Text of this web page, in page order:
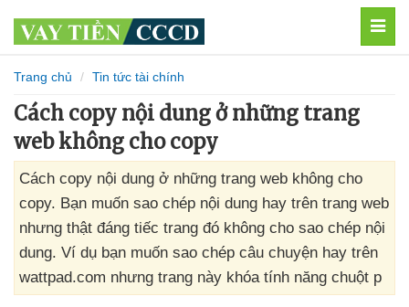
Trang chủ Tin tức tài chính
Cách copy nội dung ở những trang
web không cho copy
Cách copy nội dung ở những trang web không cho
copy. Bạn muốn sao chép nội dung hay trên trang web
nhưng thật đáng tiếc trang đó không cho sao chép nội
dung. Ví dụ bạn muốn sao chép câu chuyện hay trên
wattpad.com nhưng trang này khóa tính năng chuột p